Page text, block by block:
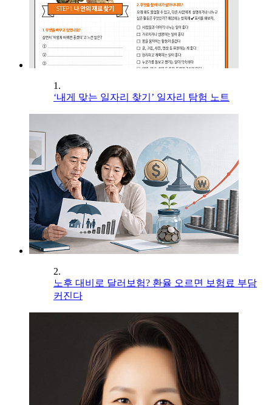
1.
‘내게 맞는 일자리 찾기’ 일자리 탐험 노트
2.
노후 대비로 달러보험? 환율 오르면 보험료 부담
커진다